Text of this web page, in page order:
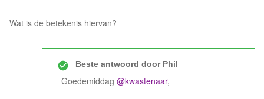
Wat is de betekenis hiervan?
Beste antwoord doorPhil
Goedemiddag @kwastenaar,